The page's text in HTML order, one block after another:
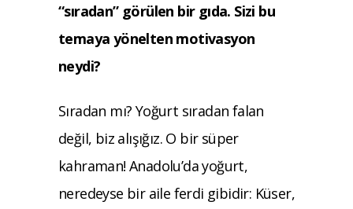
“sıradan” görülen bir gıda. Sizi bu
temaya yönelten motivasyon
neydi?
Sıradan mı? Yoğurt sıradan falan
değil, biz alışığız. O bir süper
kahraman! Anadolu’da yoğurt,
neredeyse bir aile ferdi gibidir: Küser,